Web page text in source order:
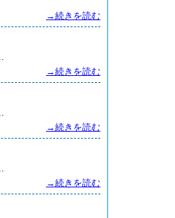
→続きを読む
→続きを読む
→続きを読む
→続きを読む